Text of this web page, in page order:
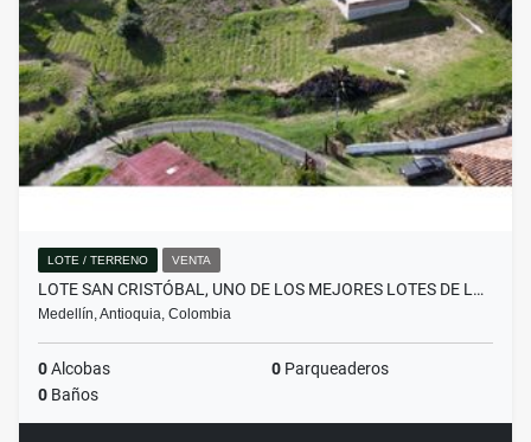
LOTE / TERRENO VENTA
LOTE SAN CRISTÓBAL, UNO DE LOS MEJORES LOTES DE L…
Medellín, Antioquia, Colombia
0Alcobas 0 Parqueaderos
0 Baños